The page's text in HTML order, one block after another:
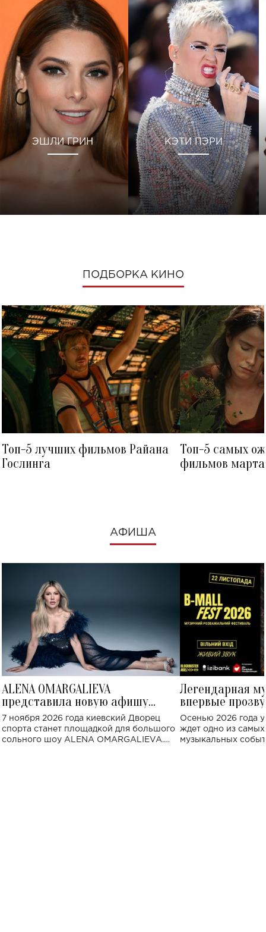
ЭШЛИ ГРИН КЭТИ ПЭРИ
ПОДБОРКА КИНО
Топ-5 лучших фильмов Райана
Гослинга
Топ-5 самых
фильмов
АФИША
ALENA OMARGALIEVA
представила новую афишу
большого концерта во Дворце
спорта
7 ноября 2026 года киевский Дворец
спорта станет площадкой для большого
сольного шоу ALENA OMARGALIEVA.
Легендарная
впервые
Украине: где
Осенью 2026 года
ждет одно из
музыкальных